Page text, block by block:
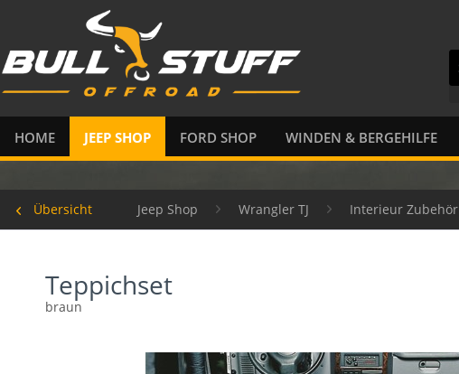
HOME JEEP SHOP FORD SHOP WINDEN & BERGEHILFE
Übersicht Jeep Shop Wrangler TJ Interieur Zubehör
Teppichset
braun